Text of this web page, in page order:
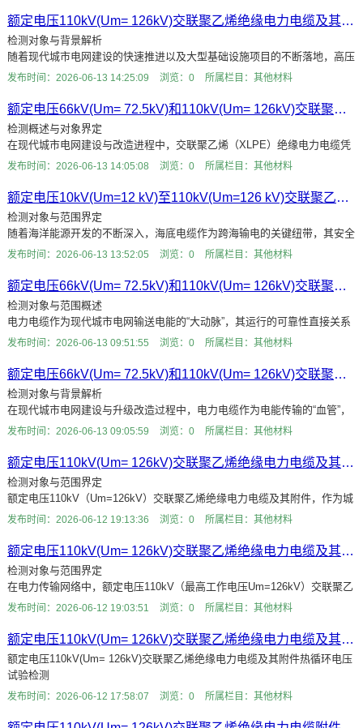
额定电压110kV(Um= 126kV)交联聚乙烯绝缘电力电缆及其附件交流电压试验检测
检测对象与背景解析
随着现代城市电网建设的快速推进以及大型基础设施项目的不断落地，高压
电力电缆作为电能传输的“大动脉”，其运行可靠性直接关系到区域供电安全
发布时间：2026-06-13 14:25:09 浏览：0 所属栏目：其他材料
额定电压66kV(Um= 72.5kV)和110kV(Um= 126kV)交联聚乙烯绝缘电力电缆及其附件电容测量检测
检测概述与对象界定
在现代城市电网建设与改造进程中，交联聚乙烯（XLPE）绝缘电力电缆凭
借其优异的电气性能、机械性能以及便捷的敷设维护特性，已成为输配电网
发布时间：2026-06-13 14:05:08 浏览：0 所属栏目：其他材料
额定电压10kV(Um=12 kV)至110kV(Um=126 kV)交联聚乙烯绝缘大长度交流海底电缆附件全部项目检测
检测对象与范围界定
随着海洋能源开发的不断深入，海底电缆作为跨海输电的关键纽带，其安全
稳定运行直接关系到电网的可靠性与经济效益。在额定电压10kV(Um=12
发布时间：2026-06-13 13:52:05 浏览：0 所属栏目：其他材料
额定电压66kV(Um= 72.5kV)和110kV(Um= 126kV)交联聚乙烯绝缘电力电缆附件户外终端短时（1min）工频电压试验（湿式）检测
检测对象与范围概述
电力电缆作为现代城市电网输送电能的“大动脉”，其运行的可靠性直接关系
到电网的安全稳定。在额定电压66kV（Um=72.5kV）和
发布时间：2026-06-13 09:51:55 浏览：0 所属栏目：其他材料
额定电压66kV(Um= 72.5kV)和110kV(Um= 126kV)交联聚乙烯绝缘电力电缆及其附件铝套的腐蚀扩展试验检测
检测对象与背景解析
在现代城市电网建设与升级改造过程中，电力电缆作为电能传输的“血管”，
其运行可靠性直接关系到整个供电系统的安全与稳定。其中，额定电压
发布时间：2026-06-13 09:05:59 浏览：0 所属栏目：其他材料
额定电压110kV(Um= 126kV)交联聚乙烯绝缘电力电缆及其附件刮磨试验检测
检测对象与范围界定
额定电压110kV（Um=126kV）交联聚乙烯绝缘电力电缆及其附件，作为城
市电网主干线路与大型工业项目输电系统的核心组成部分，其运行可靠性直
发布时间：2026-06-12 19:13:36 浏览：0 所属栏目：其他材料
额定电压110kV(Um= 126kV)交联聚乙烯绝缘电力电缆及其附件电容测量检测
检测对象与范围界定
在电力传输网络中，额定电压110kV（最高工作电压Um=126kV）交联聚乙
烯绝缘电力电缆及其附件承担着极其关键的输电任务。随着城市电网改造的
发布时间：2026-06-12 19:03:51 浏览：0 所属栏目：其他材料
额定电压110kV(Um= 126kV)交联聚乙烯绝缘电力电缆及其附件热循环电压试验检测
额定电压110kV(Um= 126kV)交联聚乙烯绝缘电力电缆及其附件热循环电压
试验检测
随着城市电网改造升级步伐的加快以及电力能源传输需求的日益增长，高压
发布时间：2026-06-12 17:58:07 浏览：0 所属栏目：其他材料